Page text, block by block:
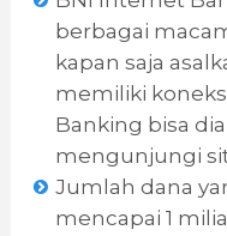
berbagai
kapan saja
memiliki
Banking bisa
mengunjungi
Jumlah dana
mencapai 1